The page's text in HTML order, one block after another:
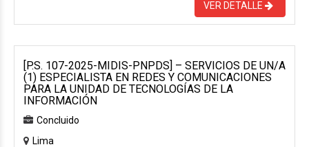
VER DETALLE
[P.S. 107-2025-MIDIS-PNPDS] – SERVICIOS DE UN/A
(1) ESPECIALISTA EN REDES Y COMUNICACIONES
PARA LA UNIDAD DE TECNOLOGÍAS DE LA
INFORMACIÓN
Concluido
Lima